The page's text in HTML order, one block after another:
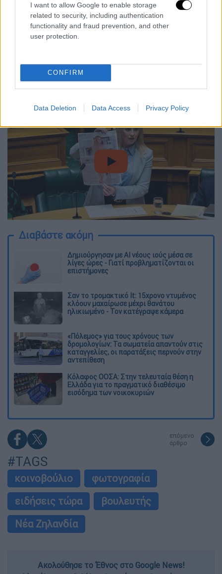
I want to allow Google to enable storage
related to security, including authentication
functionality and fraud prevention, and other
user protection.
CONFIRM
Data Deletion Data Access Privacy Policy
εκσυγχρονισμού τηςνομοθεσίας, ώστε να
καλύπτει τις απειλές που προκύπτουν από
την κατάχρηση τεχνητής νοημοσύνης. «Το
κακοποίηση μέσω αυτής. Οι νόμοι μας
πρέπει να καλύψουν το
αναφέρει η βουλευτής σε ανάρτησή της.
video
Διαβάστε ακόμη
Δημιούργησαν με AI νέους ιούς μέσα σε
λίγες ώρες - Γιατί προβληματίζονται οι
επιστήμονες
Σαν το τρομακτικό It: 15χρονο ντυμένος
κλόουν μαχαίρωσε μέχρι θανάτου
ηλικιωμένο - Τον κατέγραψε κάμερα
«Πόλεμος» για τους χρόνους των
δρομολογίων: Τα σωματεία απαντούν στις
καταγγελίες, οι παρατάξεις περνούν στην
αντεπίθεση
Κόλαφος ΟΟΣΑ: Στην τελευταία θέση η
Ελλάδα για το πραγματικό διαθέσιμο
εισόδημα των νοικοκυριών
επόμενο
άρθρο
#TAGS
κοινοβούλιο
φωτογραφία
ειδήσεις τώρα
βουλευτής
Νέα Ζηλανδία
Ακολούθησε το Έθνος στο Google News!